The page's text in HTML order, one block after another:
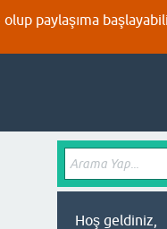
paylaşıma
Hoş geldiniz,